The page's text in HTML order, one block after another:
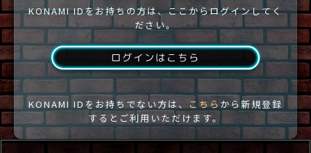
KONAMI IDをお持ちの方は、ここからログインしてく
ださい。
ログインはこちら
KONAMI IDをお持ちでない方は、 こちらから新規登録
するとご利用いただけます。